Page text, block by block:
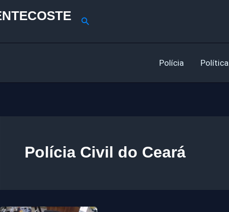
Pesquisar
Polícia Política
Polícia Civil do Ceará